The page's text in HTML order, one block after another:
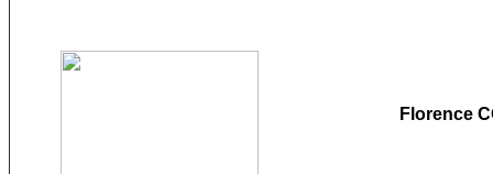
Florence